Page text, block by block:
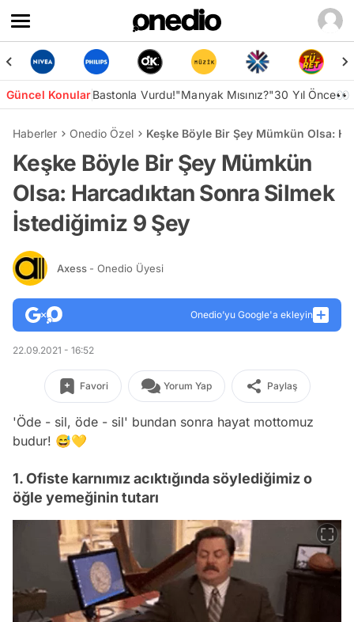
Güncel KonularBastonla Vurdu!"Manyak Mısınız?"30 Yıl Önce👀
Haberler Onedio Özel Keşke Böyle Bir Şey Mümkün Olsa:
Keşke Böyle Bir Şey Mümkün
Olsa: Harcadıktan Sonra Silmek
İstediğimiz 9 Şey
Axess - Onedio Üyesi
Onedio’yu Google'a ekleyin
22.09.2021 - 16:52
Favori Yorum Yap Paylaş
'Öde - sil, öde - sil' bundan sonra hayat mottomuz
budur! 😅💛
1. Ofiste karnımız acıktığında söylediğimiz o
öğle yemeğinin tutarı